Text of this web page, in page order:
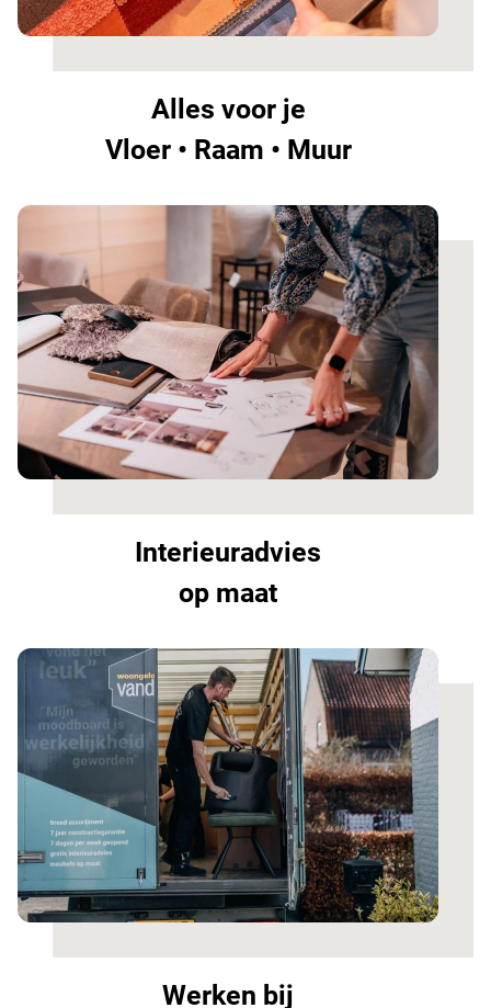
Alles voor je
Vloer • Raam • Muur
Interieuradvies
op maat
Werken bij